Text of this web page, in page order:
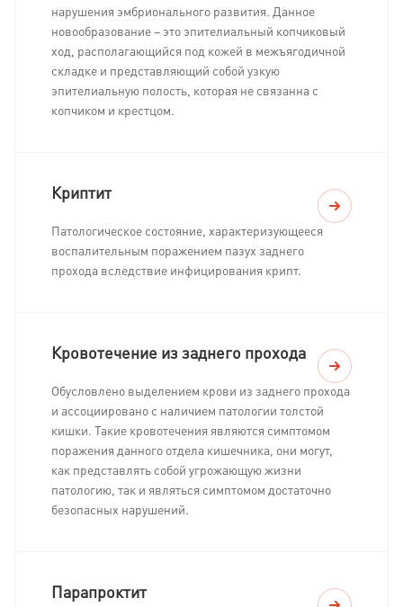
нарушения эмбрионального развития. Данное
новообразование – это эпителиальный копчиковый
ход, располагающийся под кожей в межъягодичной
складке и представляющий собой узкую
эпителиальную полость, которая не связанна с
копчиком и крестцом.
Криптит
Патологическое состояние, характеризующееся
воспалительным поражением пазух заднего
прохода вследствие инфицирования крипт.
Кровотечение из заднего прохода
Обусловлено выделением крови из заднего прохода
и ассоциировано с наличием патологии толстой
кишки. Такие кровотечения являются симптомом
поражения данного отдела кишечника, они могут,
как представлять собой угрожающую жизни
патологию, так и являться симптомом достаточно
безопасных нарушений.
Парапроктит